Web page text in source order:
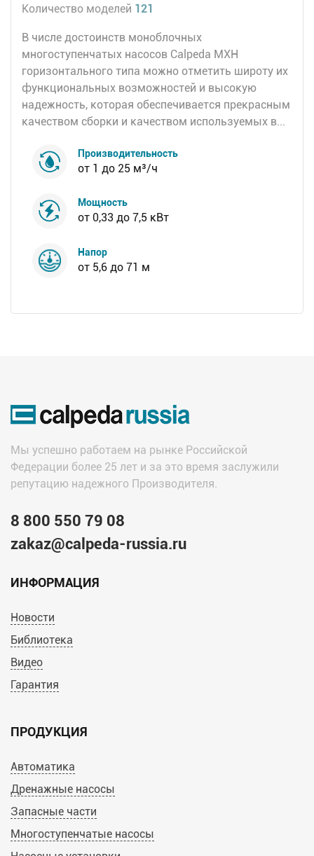
Количество моделей 121
В числе достоинств моноблочных
многоступенчатых насосов Calpeda MXH
горизонтального типа можно отметить широту их
функциональных возможностей и высокую
надежность, которая обеспечивается прекрасным
качеством сборки и качеством используемых в...
Производительность
от 1 до 25 м³/ч
Мощность
от 0,33 до 7,5 кВт
Напор
от 5,6 до 71 м
Мы успешно работаем на рынке Российской
Федерации более 25 лет и за это время заслужили
репутацию надежного Производителя.
8 800 550 79 08
zakaz@calpeda-russia.ru
ИНФОРМАЦИЯ
Новости
Библиотека
Видео
Гарантия
ПРОДУКЦИЯ
Автоматика
Дренажные насосы
Запасные части
Многоступенчатые насосы